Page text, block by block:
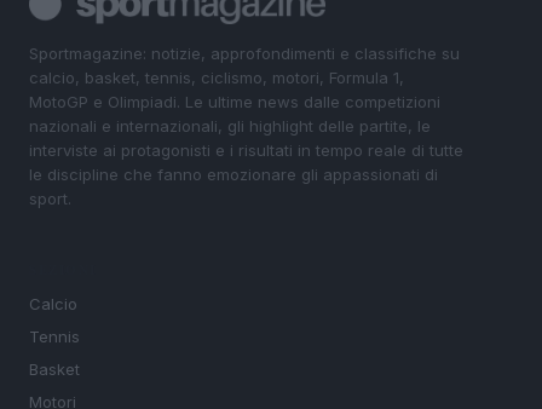
Sportmagazine: notizie, approfondimenti e classifiche su
calcio, basket, tennis, ciclismo, motori, Formula 1,
MotoGP e Olimpiadi. Le ultime news dalle competizioni
nazionali e internazionali, gli highlight delle partite, le
interviste ai protagonisti e i risultati in tempo reale di tutte
le discipline che fanno emozionare gli appassionati di
sport.
Calcio
Tennis
Basket
Motori